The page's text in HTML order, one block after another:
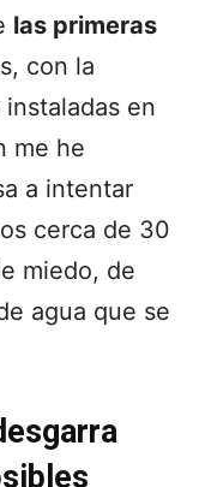
las primeras
con la
en
me he
a intentar
cerca de 30
miedo, de
agua que se